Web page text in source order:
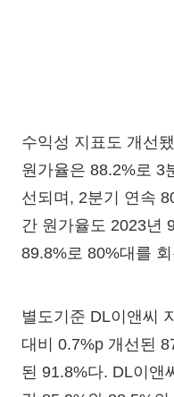
수익성 지표도 개선
원가율은 88.2%로 3
선되며, 2분기 연속
간 원가율도 2023년
89.8%로 80%대를
별도기준 DL이앤씨
대비 0.7%p 개선된
된 91.8%다. DL이앤